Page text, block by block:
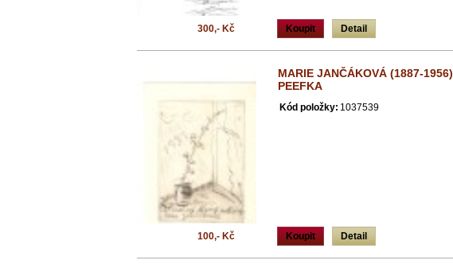
Koupit Detail
300,- Kč
MARIE JANČÁKOVÁ (1887-1956)
PEEFKA
Kód položky: 1037539
Koupit Detail
100,- Kč